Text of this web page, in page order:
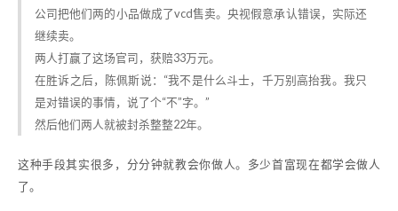
公司把他们两的小品做成了vcd售卖。央视假意承认错误，实际还
继续卖。
两人打赢了这场官司，获赔33万元。
在胜诉之后，陈佩斯说：“我不是什么斗士，千万别高抬我。我只
是对错误的事情，说了个“不”字。”
然后他们两人就被封杀整整22年。
这种手段其实很多，分分钟就教会你做人。多少首富现在都学会做人
了。